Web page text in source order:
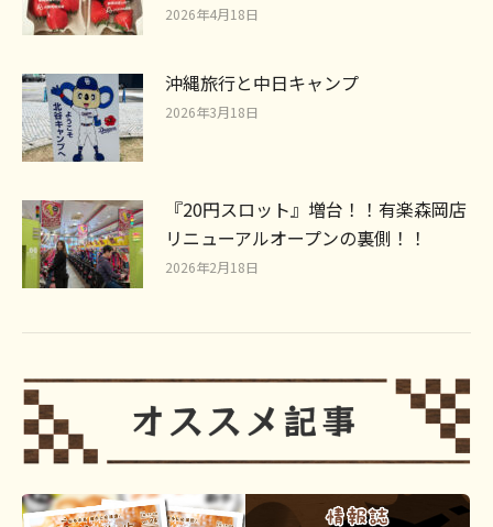
2026年4月18日
沖縄旅行と中日キャンプ
2026年3月18日
『20円スロット』増台！！有楽森岡店
リニューアルオープンの裏側！！
2026年2月18日